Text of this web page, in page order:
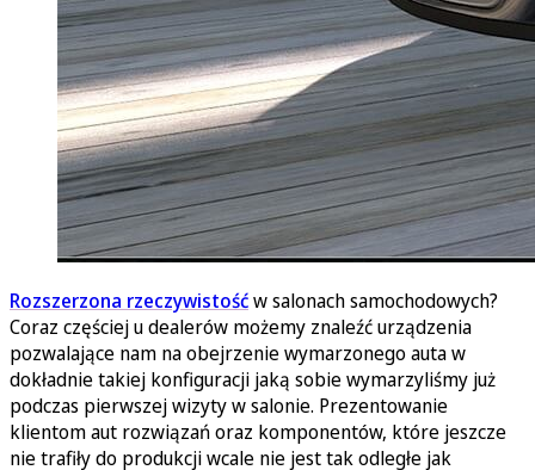
Rozszerzona rzeczywistośćw salonach samochodowych?
Coraz częściej u dealerów możemy znaleźć urządzenia
pozwalające nam na obejrzenie wymarzonego auta w
dokładnie takiej konfiguracji jaką sobie wymarzyliśmy już
podczas pierwszej wizyty w salonie. Prezentowanie
klientom aut rozwiązań oraz komponentów, które jeszcze
nie trafiły do produkcji wcale nie jest tak odległe jak